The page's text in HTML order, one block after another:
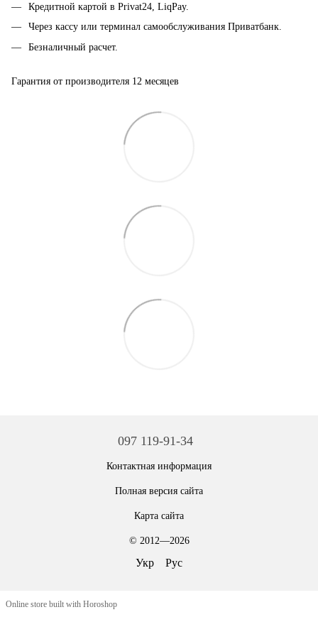
Кредитной картой в Privat24, LiqPay.
Через кассу или терминал самообслуживания Приватбанк.
Безналичный расчет.
Гарантия от производителя 12 месяцев
097 119-91-34
Контактная информация
Полная версия сайта
Карта сайта
© 2012—2026
Укр Рус
Online store built with Horoshop